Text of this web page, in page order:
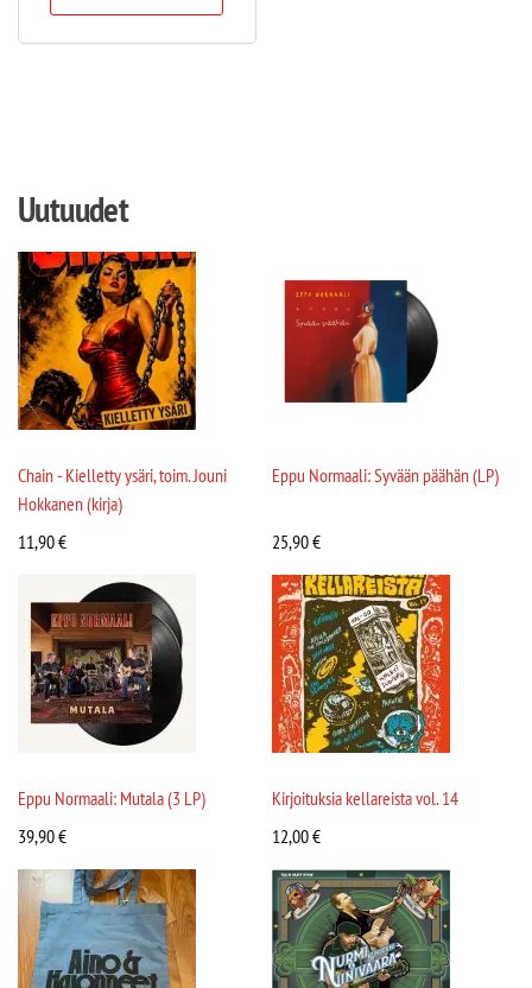
Uutuudet
Chain - Kielletty ysäri, toim. Jouni
Hokkanen (kirja)
11,90€
Eppu Normaali: Syvään päähän (LP)
25,90€
Eppu Normaali: Mutala (3 LP)
39,90€
Kirjoituksia kellareista vol. 14
12,00€